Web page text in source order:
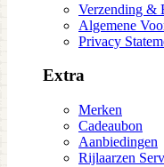
Verzending &
Algemene
Privacy
Extra
Merken
Cadeaubon
Aanbiedingen
Rijlaarzen